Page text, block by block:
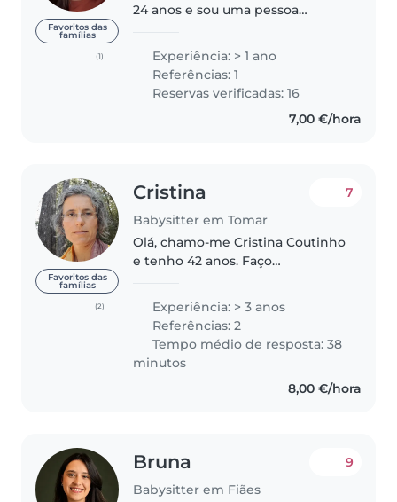
Favoritos das
famílias
(1)
24 anos e sou uma pessoa
e dedicada aos cuidados infantis.
Tenho experiência no
acompanhamento de bebés e
crianças,..
Experiência: > 1 ano
Referências: 1
Reservas verificadas: 16
7,00 €/hora
Favoritos das
famílias
(2)
Cristina
Babysitter em Tomar
7
Olá, chamo-me Cristina Coutinho
e tenho 42 anos. Faço
da criança), na zona de Tomar. Na
interação com a criança, procuro
em primeiro lugar entrar..
Experiência: > 3 anos
Referências: 2
Tempo médio de resposta: 38
minutos
8,00 €/hora
Bruna
Babysitter em Fiães
9